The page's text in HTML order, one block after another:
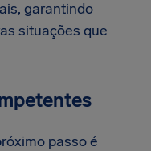
garantindo
situações que
passo é